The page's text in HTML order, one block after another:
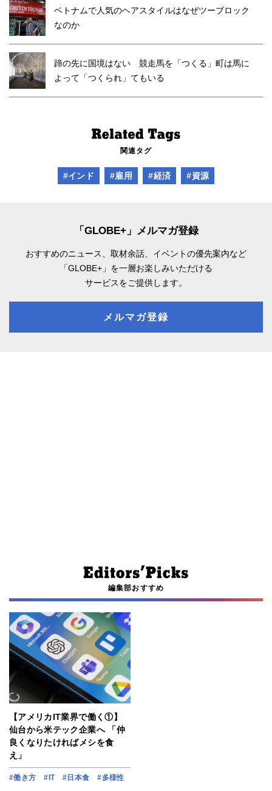
ベトナムで人気のヘアスタイルはなぜツーブロック
なのか
蹄の先に国境はない 競走馬を「つくる」町は馬に
よって「つくられ」てもいる
関連タグ
#インド #雇用 #経済 #資源
「GLOBE+」メルマガ登録
おすすめのニュース、取材余話、 イベントの優先案内など
「GLOBE+」を一層お楽しみいただける
サービスをご提供します。
メルマガ登録
編集部おすすめ
【アメリカIT業界で働く①】
仙台から米テック企業へ 「仲
良くなりたければメシを食
え」
#働き方 #IT #日本食 #多様性